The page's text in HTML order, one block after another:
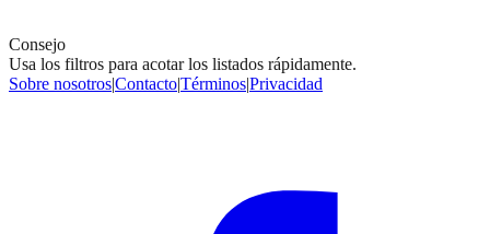
Consejo
Usa los filtros para acotar los listados rápidamente.
Sobre nosotros|Contacto|Términos|Privacidad